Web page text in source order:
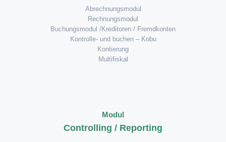
Abrechnungsmodul
Rechnungsmodul
Buchungsmodul /Kreditoren / Fremdkonten
Kontrolle- und buchen – Kobu
Kontierung
Multifiskal
Modul
Controlling / Reporting